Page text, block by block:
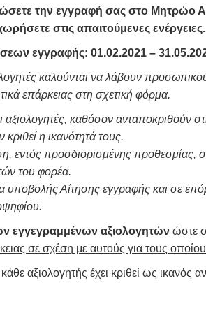
την εγγραφή σας στο Μητρώο
στις απαιτούμενες ενέργειες.
εγγραφής: 01.02.2021 –
καλούνται να λάβουν
επάρκειας στη σχετική φόρμα.
αξιολογητές, καθόσον ανταποκριθούν
η ικανότητά τους.
εντός προσδιορισμένης προθεσμίας,
του φορέα.
υποβολής Αίτησης εγγραφής και σε
εγγεγραμμένων αξιολογητών ώστε
σε σχέση με αυτούς για τους
αξιολογητής έχει κριθεί ως